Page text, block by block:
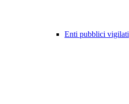
Enti pubblici vigilati